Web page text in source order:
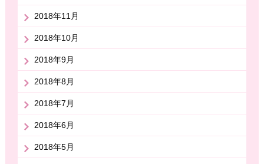
2018年11月
2018年10月
2018年9月
2018年8月
2018年7月
2018年6月
2018年5月